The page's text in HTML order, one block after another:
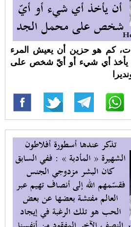
كم هو حزين أن يعيش المرء
يأخذ أي شيء أو أيّ شخص على